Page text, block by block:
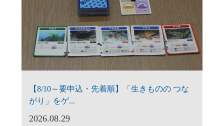
【8/10～要申込・先着順】「生きものの つな
がり」をゲ...
2026.08.29